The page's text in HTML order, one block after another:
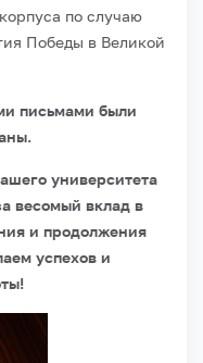
по случаю
Победы в Великой
письмами были
университета
весомый вклад в
и продолжения
успехов и